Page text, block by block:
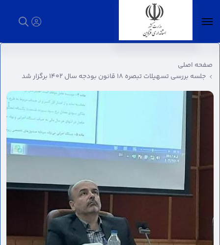
سال ۱۴۰۲ برگزار شد - استانداری قزوین
صفحه اصلی
جلسه بررسی تسهیلات تبصره ۱۸ قانون بودجه سال ۱۴۰۲ برگزار شد